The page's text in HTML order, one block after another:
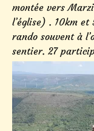
montée vers
l’église) . 10km
rando souvent à
sentier. 27